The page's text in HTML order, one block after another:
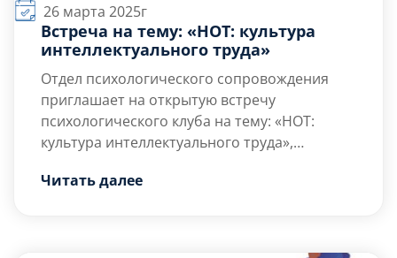
26 марта 2025г
Встреча на тему: «НОТ: культура
интеллектуального труда»
Отдел психологического сопровождения
приглашает на открытую встречу
психологического клуба на тему: «НОТ:
культура интеллектуального труда»,
эффективной организации
Овладение методами организации
Читать далее